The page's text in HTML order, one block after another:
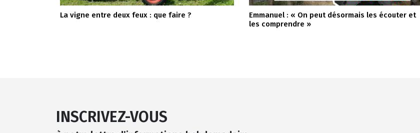
La vigne entre deux feux : que faire ?
Emmanuel : « On peut désormais les écouter et
les comprendre »
INSCRIVEZ-VOUS